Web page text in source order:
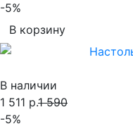
-5%
В корзину
В наличии
1 511 р.1 590
-5%